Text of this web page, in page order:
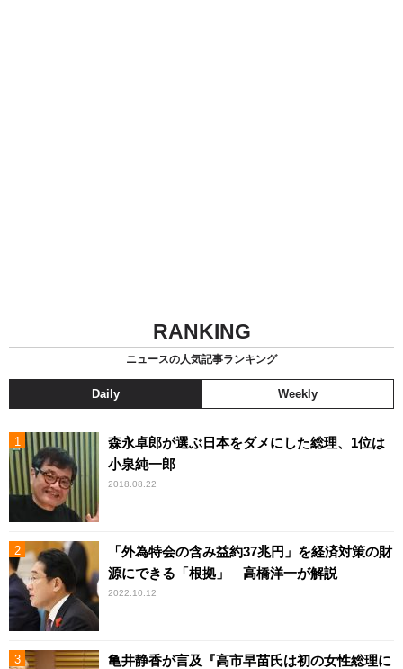
RANKING
ニュースの人気記事ランキング
Daily Weekly
森永卓郎が選ぶ日本をダメにした総理、1位は
小泉純一郎
2018.08.22
「外為特会の含み益約37兆円」を経済対策の財
源にできる「根拠」 高橋洋一が解説
2022.10.12
亀井静香が言及『高市早苗氏は初の女性総理に